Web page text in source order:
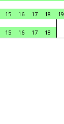
15 16 17 18 19
15 16 17 18